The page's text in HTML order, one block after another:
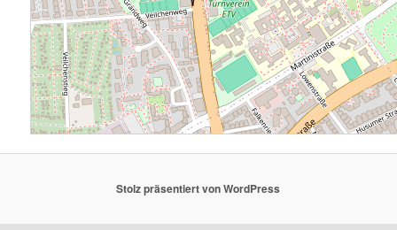
Stolz präsentiert von WordPress